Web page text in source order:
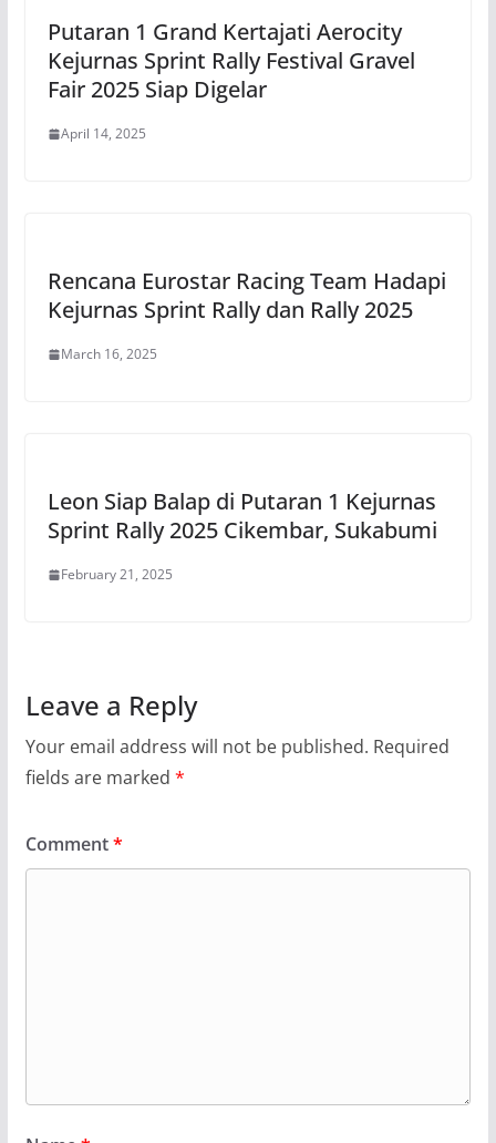
Putaran 1 Grand Kertajati Aerocity
Kejurnas Sprint Rally Festival Gravel
Fair 2025 Siap Digelar
April 14, 2025
Rencana Eurostar Racing Team Hadapi
Kejurnas Sprint Rally dan Rally 2025
March 16, 2025
Leon Siap Balap di Putaran 1 Kejurnas
Sprint Rally 2025 Cikembar, Sukabumi
February 21, 2025
Leave a Reply
Your email address will not be published. Required
fields are marked *
Comment*